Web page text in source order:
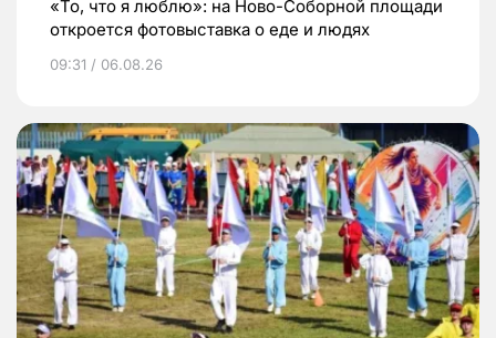
«То, что я люблю»: на Ново-Соборной площади
откроется фотовыставка о еде и людях
09:31 / 06.08.26